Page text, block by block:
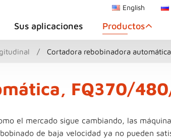
English
Sus aplicaciones Productos
Cortadora rebobinadora
FQ370/
el mercado sigue cambiando, las
de baja velocidad ya no pueden